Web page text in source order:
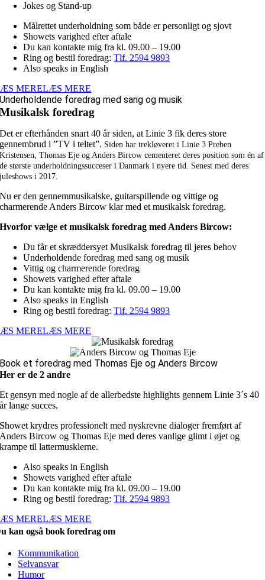
Jokes og Stand-up
Målrettet underholdning som både er personligt og sjovt
Showets varighed efter aftale
Du kan kontakte mig fra kl. 09.00 – 19.00
Ring og bestil foredrag:Tlf. 2594 9893
Also speaks in English
MERELÆS MERE
Underholdende foredrag med sang og musik
Musikalsk foredrag
Det er efterhånden snart 40 år siden, at Linie 3 fik deres store
gennembrud i ”TV i teltet”. Siden har trekløveret i Linie 3 Preben
Kristensen, Thomas Eje og Anders Bircow cementeret deres position som én af
de største underholdningssucceser i Danmark i nyere tid. Senest med deres
juleshows i 2017.
Nu er den gennemmusikalske, guitarspillende og vittige og
charmerende Anders Bircow klar med et musikalsk foredrag.
Hvorfor vælge et musikalsk foredrag med Anders Bircow:
Du får et skræddersyet Musikalsk foredrag til jeres behov
Underholdende foredrag med sang og musik
Vittig og charmerende foredrag
Showets varighed efter aftale
Du kan kontakte mig fra kl. 09.00 – 19.00
Also speaks in English
Ring og bestil foredrag:Tlf. 2594 9893
MERELÆS MERE
Book et foredrag med Thomas Eje og Anders Bircow
Her er de 2 andre
Et gensyn med nogle af de allerbedste highlights gennem Linie 3´s 40
år lange succes.
Showet krydres professionelt med nyskrevne dialoger fremført af
Anders Bircow og Thomas Eje med deres vanlige glimt i øjet og
krampe til lattermusklerne.
Also speaks in English
Showets varighed efter aftale
Du kan kontakte mig fra kl. 09.00 – 19.00
Ring og bestil foredrag:Tlf. 2594 9893
MERELÆS MERE
kan også book foredrag om
Kommunikation
Selvansvar
Humor